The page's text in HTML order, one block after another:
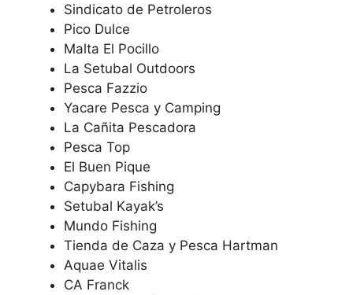
Sindicato de Petroleros
Pico Dulce
Malta El Pocillo
La Setubal Outdoors
Pesca Fazzio
Yacare Pesca y Camping
La Cañita Pescadora
Pesca Top
El Buen Pique
Capybara Fishing
Setubal Kayak’s
Mundo Fishing
Tienda de Caza y Pesca Hartman
Aquae Vitalis
CA Franck